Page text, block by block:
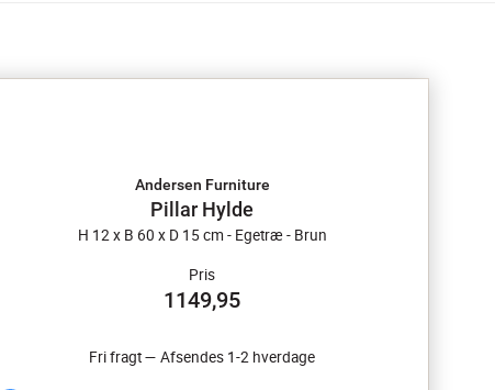
Andersen Furniture
Pillar Hylde
H 12 x B 60 x D 15 cm - Egetræ - Brun
Pris
1149,95
Fri fragt — Afsendes 1-2 hverdage